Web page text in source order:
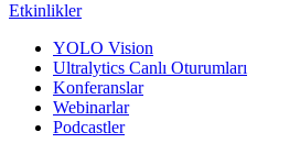
Etkinlikler
YOLO Vision
Ultralytics Canlı Oturumları
Konferanslar
Webinarlar
Podcastler